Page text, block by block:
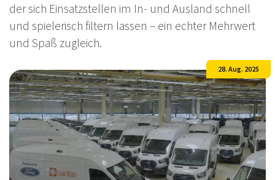
der sich Einsatzstellen im In- und Ausland schnell
und spielerisch filtern lassen – ein echter Mehrwert
und Spaß zugleich.
28. Aug. 2025